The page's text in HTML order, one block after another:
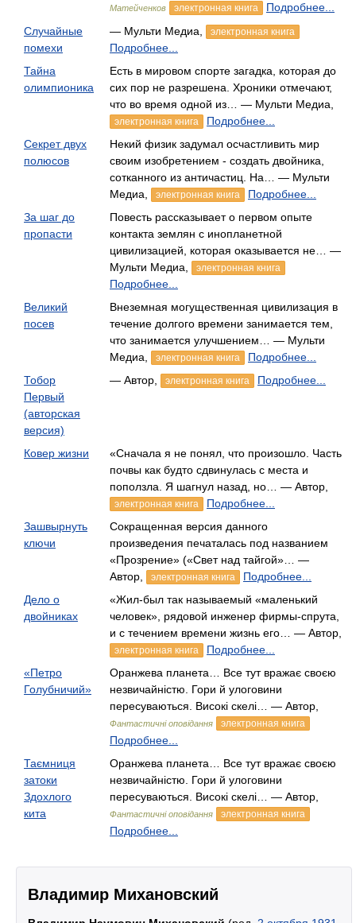
Матейченков
электронная книга
Подробнее...
Случайные
помехи
— Мульти Медиа, электронная книга
Подробнее...
Тайна
олимпионика
Есть в мировом спорте загадка, которая до
сих пор не разрешена. Хроники отмечают,
что во время одной из… — Мульти Медиа,
электронная книга
Подробнее...
Секрет двух
полюсов
Некий физик задумал осчастливить мир
своим изобретением - создать двойника,
сотканного из античастиц. На… — Мульти
Медиа,
электронная книга
Подробнее...
За шаг до
пропасти
Повесть рассказывает о первом опыте
контакта землян с инопланетной
цивилизацией, которая оказывается не… —
Мульти Медиа,
электронная книга
Подробнее...
Великий
посев
Внеземная могущественная цивилизация в
течение долгого времени занимается тем,
что занимается улучшением… — Мульти
Медиа,
электронная книга
Подробнее...
Тобор
Первый
(авторская
версия)
— Автор, электронная книга Подробнее...
Ковер жизни
«Сначала я не понял, что произошло. Часть
почвы как будто сдвинулась с места и
поползла. Я шагнул назад, но… — Автор,
электронная книга
Подробнее...
Зашвырнуть
ключи
Сокращенная версия данного
произведения печаталась под названием
«Прозрение» («Свет над тайгой»… —
Автор,
электронная книга
Подробнее...
Дело о
двойниках
«Жил-был так называемый «маленький
человек», рядовой инженер фирмы-спрута,
и с течением времени жизнь его… — Автор,
электронная книга
Подробнее...
«Петро
Голубничий»
Оранжева планета… Все тут вражає своєю
незвичайністю. Гори й улоговини
пересуваються. Високі скелі… — Автор,
Фантастичні оповідання электронная книга
Подробнее...
Таємниця
затоки
Здохлого
кита
Оранжева планета… Все тут вражає своєю
незвичайністю. Гори й улоговини
пересуваються. Високі скелі… — Автор,
Фантастичні оповідання электронная книга
Подробнее...
Владимир Михановский